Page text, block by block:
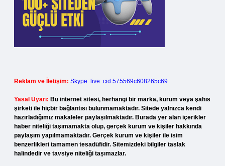
Reklam ve İletişim: Skype: live:.cid.575569c608265c69
Yasal Uyarı: Bu internet sitesi, herhangi bir marka, kurum veya şahıs
şirketi ile hiçbir bağlantısı bulunmamaktadır. Sitede yalnızca kendi
hazırladığımız makaleler paylaşılmaktadır. Burada yer alan içerikler
haber niteliği taşımamakta olup, gerçek kurum ve kişiler hakkında
paylaşım yapılmamaktadır. Gerçek kurum ve kişiler ile isim
benzerlikleri tamamen tesadüfidir. Sitemizdeki bilgiler taslak
halindedir ve tavsiye niteliği taşımazlar.